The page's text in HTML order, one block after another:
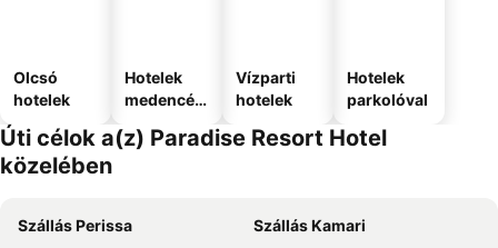
Olcsó
hotelek
Hotelek
medencév
Vízparti
hotelek
Hotelek
parkolóval
Úti célok a(z) Paradise Resort Hotel
közelében
Szállás Perissa
Szállás Kamari